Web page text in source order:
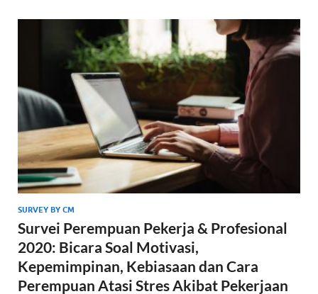
SURVEY BY CM
Survei Perempuan Pekerja & Profesional
2020: Bicara Soal Motivasi,
Kepemimpinan, Kebiasaan dan Cara
Perempuan Atasi Stres Akibat Pekerjaan